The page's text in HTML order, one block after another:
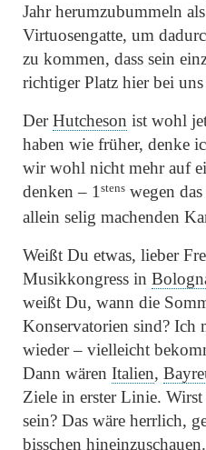
Jahr herumzubummeln
Virtuosengatte, um
zu kommen, dass sein
richtiger Platz hier bei
DerHutcheson ist wohl
haben wie früher, denke
wir wohl nicht mehr auf
denken – 1 stens wegen
allein selig machenden
Weißt Du etwas, lieber
Musikkongress in
weißt Du, wann die
Konservatorien sind? Ich
wieder – vielleicht
Dann wären Italien,
Ziele in erster Linie.
sein? Das wäre herrlich,
bisschen